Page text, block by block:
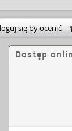
którego absolutnie
się by ocenić
Dostęp